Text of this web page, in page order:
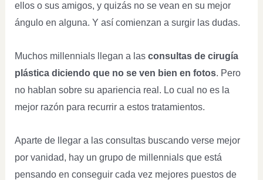
ellos o sus amigos, y quizás no se vean en su mejor
ángulo en alguna. Y así comienzan a surgir las dudas.
Muchos millennials llegan a las consultas de cirugía
plástica diciendo que no se ven bien en fotos. Pero
no hablan sobre su apariencia real. Lo cual no es la
mejor razón para recurrir a estos tratamientos.
Aparte de llegar a las consultas buscando verse mejor
por vanidad, hay un grupo de millennials que está
pensando en conseguir cada vez mejores puestos de